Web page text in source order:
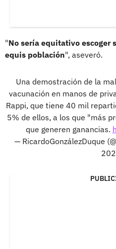
"No sería equitativo escoger
equis población", aseveró.
Una demostración de la
vacunación en manos de
Rappi, que tiene 40 mil
5% de ellos, a los que "más
que generen ganancias.
— RicardoGonzálezDuque